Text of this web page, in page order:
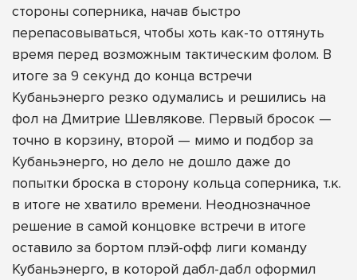
стороны соперника, начав быстро
перепасовываться, чтобы хоть как-то оттянуть
время перед возможным тактическим фолом. В
итоге за 9 секунд до конца встречи
Кубаньэнерго резко одумались и решились на
фол на Дмитрие Шевлякове. Первый бросок —
точно в корзину, второй — мимо и подбор за
Кубаньэнерго, но дело не дошло даже до
попытки броска в сторону кольца соперника, т.к.
в итоге не хватило времени. Неоднозначное
решение в самой концовке встречи в итоге
оставило за бортом плэй-офф лиги команду
Кубаньэнерго, в которой дабл-дабл оформил